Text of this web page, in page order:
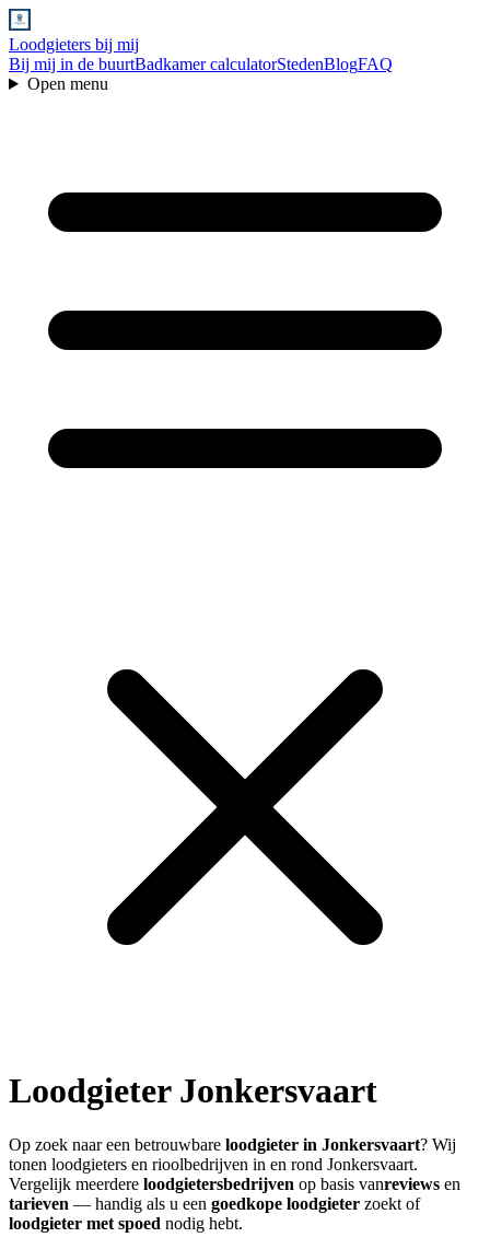
Loodgieters bij mij
Bij mij in de buurtBadkamer calculatorStedenBlogFAQ
Open menu
Loodgieter Jonkersvaart
Op zoek naar een betrouwbare loodgieter in Jonkersvaart? Wij
tonen loodgieters en rioolbedrijven in en rond Jonkersvaart.
Vergelijk meerdere loodgietersbedrijven op basis vanreviews en
tarieven — handig als u een goedkope loodgieter zoekt of
loodgieter met spoed nodig hebt.